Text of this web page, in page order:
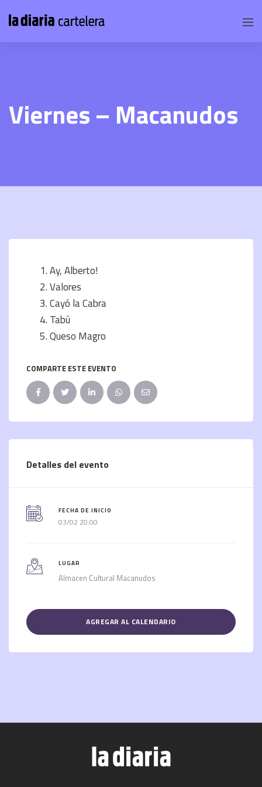
Viernes – Macanudos
Ay, Alberto!
Valores
Cayó la Cabra
Tabú
Queso Magro
COMPARTE ESTE EVENTO
Detalles del evento
FECHA DE INICIO
03/02 20:00
LUGAR
Almacen Cultural Macanudos
AGREGAR AL CALENDARIO